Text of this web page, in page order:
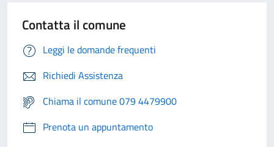
Contatta il comune
Leggi le domande frequenti
Richiedi Assistenza
Chiama il comune 079 4479900
Prenota un appuntamento